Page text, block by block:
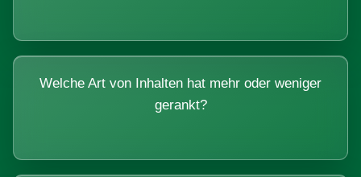
Welche Art von Inhalten hat mehr oder weniger
gerankt?